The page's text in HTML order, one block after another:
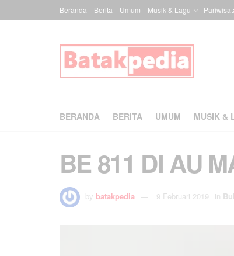
Beranda Berita Umum Musik & Lagu
BERANDA BERITA UMUM MUSIK &
BE 811 DI AU
by batakpedia 9 Februari 2019 in